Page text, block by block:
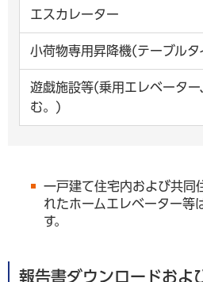
エスカレーター
小荷物専用昇降機(テーブル
遊戯施設等(乗用エレベータ
む。)
一戸建て住宅内および共同
れたホームエレベーター等
す。
報告書ダウンロードおよ